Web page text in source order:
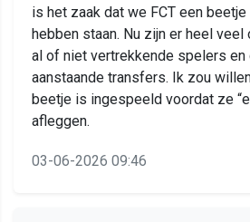
is het zaak dat we FCT een
hebben staan. Nu zijn er heel
al of niet vertrekkende spelers en
aanstaande transfers. Ik zou
beetje is ingespeeld voordat ze
afleggen.
03-06-2026 09:46